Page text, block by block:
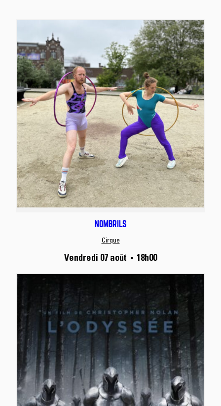
NOMBRILS
Cirque
Vendredi 07 août ■ 18h00